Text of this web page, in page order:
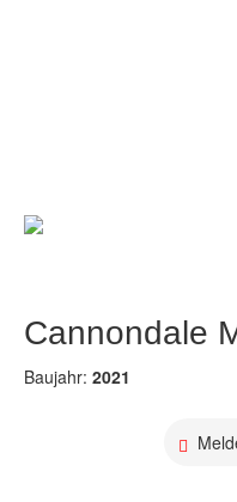
Cannondale
Baujahr: 2021